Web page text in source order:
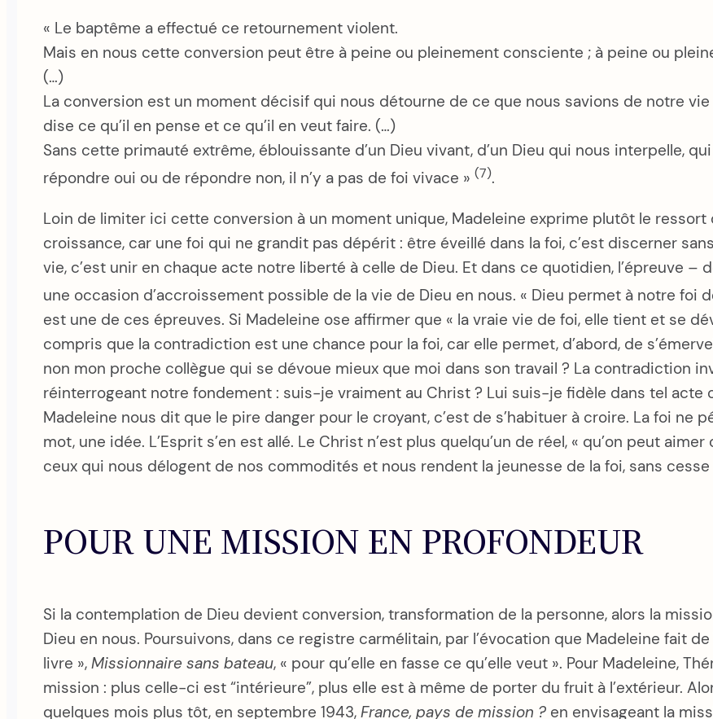
« Le baptême a effectué ce retournement violent.
Mais en nous cette conversion peut être à peine ou pleinement consciente ; à peine ou
(…)
La conversion est un moment décisif qui nous détourne de ce que nous savions de notre
dise ce qu’il en pense et ce qu’il en veut faire. (…)
Sans cette primauté extrême, éblouissante d’un Dieu vivant, d’un Dieu qui nous interpelle,
répondre oui ou de répondre non, il n’y a pas de foi vivace »(7).
Loin de limiter ici cette conversion à un moment unique, Madeleine exprime plutôt le ressort
croissance, car une foi qui ne grandit pas dépérit : être éveillé dans la foi, c’est discerner
vie, c’est unir en chaque acte notre liberté à celle de Dieu. Et dans ce quotidien, l’épreuve –
une occasion d’accroissement possible de la vie de Dieu en nous. « Dieu permet à notre foi
est une de ces épreuves. Si Madeleine ose affirmer que « la vraie vie de foi, elle tient et se
compris que la contradiction est une chance pour la foi, car elle permet, d’abord, de
non mon proche collègue qui se dévoue mieux que moi dans son travail ? La contradiction
réinterrogeant notre fondement : suis-je vraiment au Christ ? Lui suis-je fidèle dans tel acte
Madeleine nous dit que le pire danger pour le croyant, c’est de s’habituer à croire. La foi ne
mot, une idée. L’Esprit s’en est allé. Le Christ n’est plus quelqu’un de réel, « qu’on peut
ceux qui nous délogent de nos commodités et nous rendent la jeunesse de la foi, sans
POUR UNE MISSION EN PROFONDEUR
Si la contemplation de Dieu devient conversion, transformation de la personne, alors la
Dieu en nous. Poursuivons, dans ce registre carmélitain, par l’évocation que Madeleine fait
livre »,Missionnaire sans bateau, « pour qu’elle en fasse ce qu’elle veut ». Pour Madeleine,
mission : plus celle-ci est “intérieure”, plus elle est à même de porter du fruit à l’extérieur.
quelques mois plus tôt, en septembre 1943,France, pays de mission ? en envisageant la